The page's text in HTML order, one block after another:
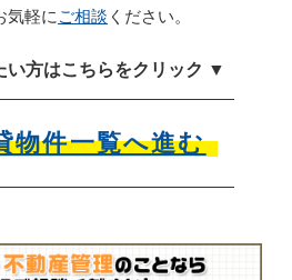
気軽に ご相談 ください。
い方はこちらをクリック ▼
物件一覧へ進む